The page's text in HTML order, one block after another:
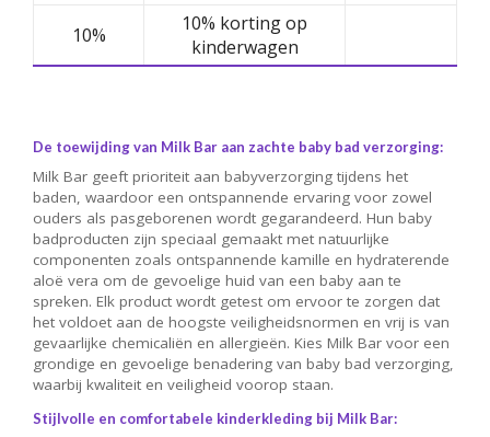
10%
10% korting op
kinderwagen
De toewijding van Milk Bar aan zachte baby bad verzorging:
Milk Bar geeft prioriteit aan babyverzorging tijdens het
baden, waardoor een ontspannende ervaring voor zowel
ouders als pasgeborenen wordt gegarandeerd. Hun baby
badproducten zijn speciaal gemaakt met natuurlijke
componenten zoals ontspannende kamille en hydraterende
aloë vera om de gevoelige huid van een baby aan te
spreken. Elk product wordt getest om ervoor te zorgen dat
het voldoet aan de hoogste veiligheidsnormen en vrij is van
gevaarlijke chemicaliën en allergieën. Kies Milk Bar voor een
grondige en gevoelige benadering van baby bad verzorging,
waarbij kwaliteit en veiligheid voorop staan.
Stijlvolle en comfortabele kinderkleding bij Milk Bar: